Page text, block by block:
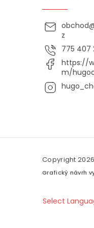
obchod
z
775 407
https://
m/
Copyright 2026
Grafický návrh
Select